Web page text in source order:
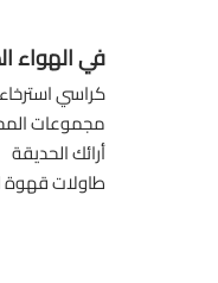
في الهواء
كراسي
مجموعات
أرائك الحديقة
طاولات قهوة